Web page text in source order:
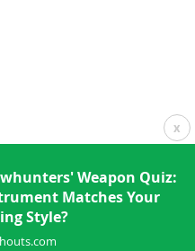
x
Weapon Quiz:
Matches Your
Style?